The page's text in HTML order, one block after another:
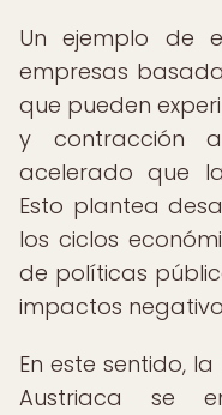
Un ejemplo de
empresas
que pueden
y contracción
acelerado que
Esto plantea
los ciclos
de políticas
impactos
En este sentido,
Austriaca se